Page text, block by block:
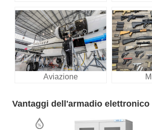
Aviazione
Vantaggi dell'armadio elettronico